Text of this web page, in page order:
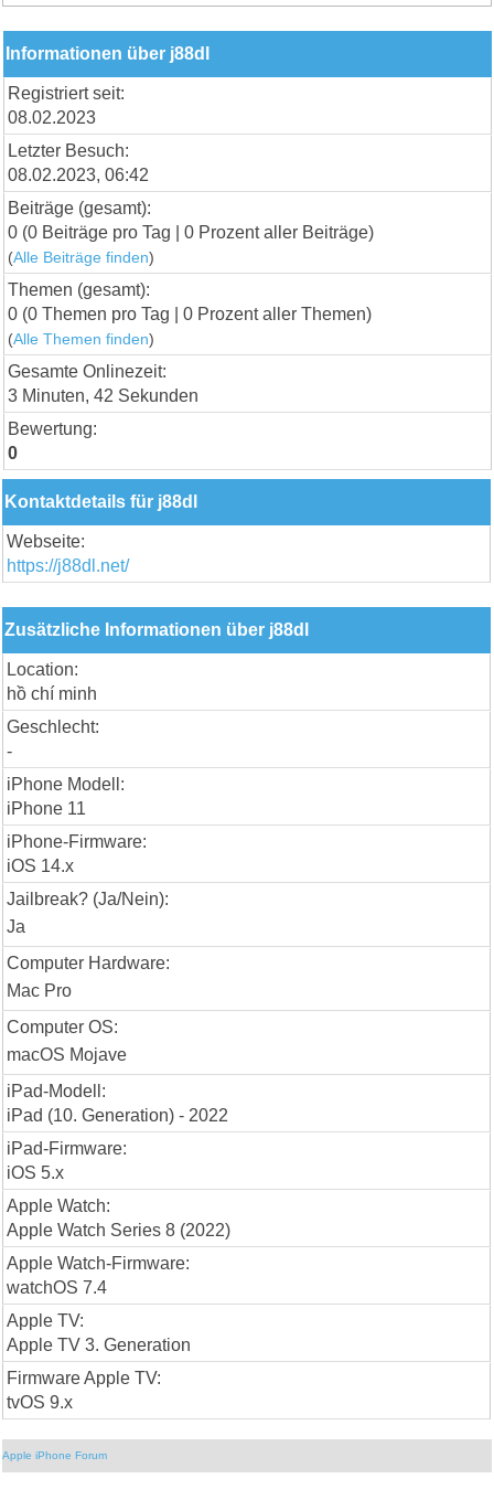
Informationen über j88dl
Registriert seit:
08.02.2023
Letzter Besuch:
08.02.2023, 06:42
Beiträge (gesamt):
0 (0 Beiträge pro Tag | 0 Prozent aller Beiträge)
(Alle Beiträge finden)
Themen (gesamt):
0 (0 Themen pro Tag | 0 Prozent aller Themen)
(Alle Themen finden)
Gesamte Onlinezeit:
3 Minuten, 42 Sekunden
Bewertung:
0
Kontaktdetails für j88dl
Webseite:
https://j88dl.net/
Zusätzliche Informationen über j88dl
Location:
hồ chí minh
Geschlecht:
-
iPhone Modell:
iPhone 11
iPhone-Firmware:
iOS 14.x
Jailbreak? (Ja/Nein):
Ja
Computer Hardware:
Mac Pro
Computer OS:
macOS Mojave
iPad-Modell:
iPad (10. Generation) - 2022
iPad-Firmware:
iOS 5.x
Apple Watch:
Apple Watch Series 8 (2022)
Apple Watch-Firmware:
watchOS 7.4
Apple TV:
Apple TV 3. Generation
Firmware Apple TV:
tvOS 9.x
Apple iPhone Forum